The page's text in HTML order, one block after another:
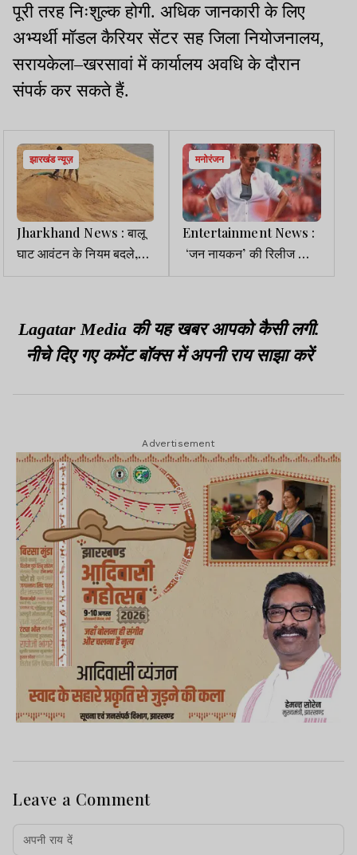
पूरी तरह निःशुल्क होगी. अधिक जानकारी के लिए
अभ्यर्थी मॉडल कैरियर सेंटर सह जिला नियोजनालय,
सरायकेला–खरसावां में कार्यालय अवधि के दौरान
संपर्क कर सकते हैं.
झारखंड न्यूज़
Jharkhand News : बालू
घाट आवंटन के नियम बदले,
अब ग्रामसभा की सहमति के
मनोरंजन
Entertainment News :
‘जन नायकन’ की रिलीज को
लेकर बड़ा अपडेट, 14 दिनों के
Lagatar Media की यह खबर आपको कैसी लगी.
नीचे दिए गए कमेंट बॉक्स में अपनी राय साझा करें
Advertisement
Leave a Comment